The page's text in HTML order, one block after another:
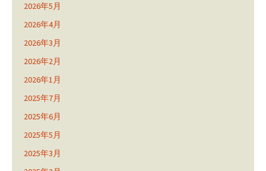
2026年5月
2026年4月
2026年3月
2026年2月
2026年1月
2025年7月
2025年6月
2025年5月
2025年3月